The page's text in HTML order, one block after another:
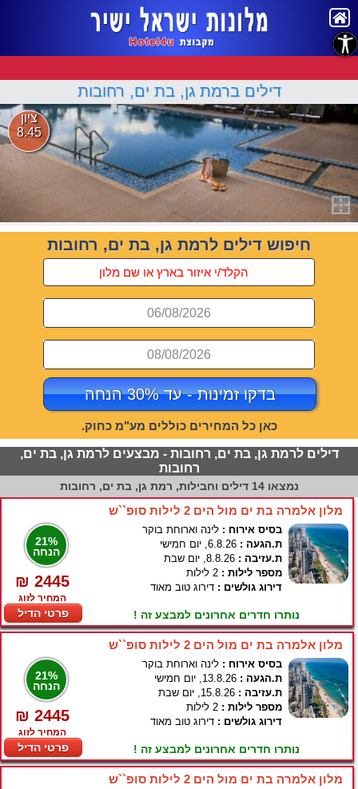
דילים ברמת גן, בת ים, רחובות
ציון
8.45
חיפוש דילים לרמת גן, בת ים, רחובות
06/08/2026
08/08/2026
בדקו זמינות - עד 30% הנחה
כאן כל המחירים כוללים מע"מ כחוק.
דילים לרמת גן, בת ים, רחובות - מבצעים לרמת גן, בת ים,
רחובות
נמצאו 14 דילים וחבילות, רמת גן, בת ים, רחובות
מלון אלמרה בת ים מול הים 2 לילות סופ``ש
21%
הנחה
₪ 2445
המחיר לזוג
פרטי הדיל
בסיס אירוח : לינה וארוחת בוקר
ת.הגעה :
ת.עזיבה :
מספר לילות :
דירוג גולשים : דירוג טוב מאוד
נותרו חדרים אחרונים למבצע זה !
מלון אלמרה בת ים מול הים 2 לילות סופ``ש
21%
הנחה
₪ 2445
המחיר לזוג
פרטי הדיל
בסיס אירוח : לינה וארוחת בוקר
ת.הגעה :
ת.עזיבה :
מספר לילות :
דירוג גולשים : דירוג טוב מאוד
נותרו חדרים אחרונים למבצע זה !
מלון אלמרה בת ים מול הים 2 לילות סופ``ש
נגישות